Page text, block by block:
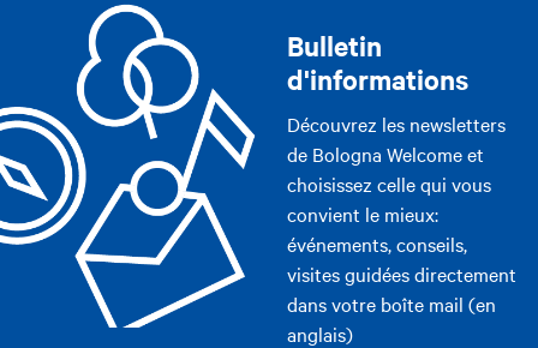
Bulletin
d'informations
Découvrez les newsletters
de Bologna Welcome et
choisissez celle qui vous
convient le mieux:
événements, conseils,
visites guidées directement
dans votre boîte mail (en
anglais)